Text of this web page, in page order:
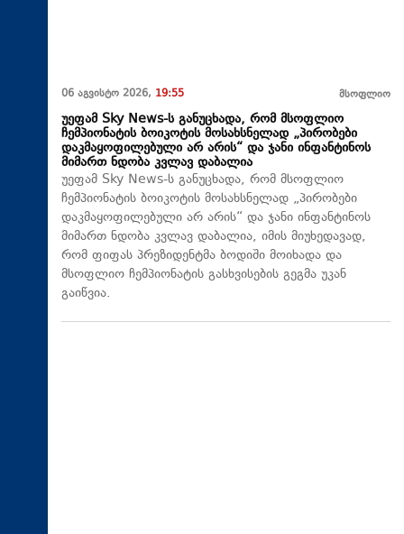
06 აგვისტო 2026, 19:55 მსოფლიო
უეფამ Sky News-ს განუცხადა, რომ მსოფლიო
ჩემპიონატის ბოიკოტის მოსახსნელად „პირობები
დაკმაყოფილებული არ არის“ და ჯანი ინფანტინოს
მიმართ ნდობა კვლავ დაბალია
უეფამ Sky News-ს განუცხადა, რომ მსოფლიო
ჩემპიონატის ბოიკოტის მოსახსნელად „პირობები
დაკმაყოფილებული არ არის“ და ჯანი ინფანტინოს
მიმართ ნდობა კვლავ დაბალია, იმის მიუხედავად,
რომ ფიფას პრეზიდენტმა ბოდიში მოიხადა და
მსოფლიო ჩემპიონატის გასხვისების გეგმა უკან
გაიწვია.